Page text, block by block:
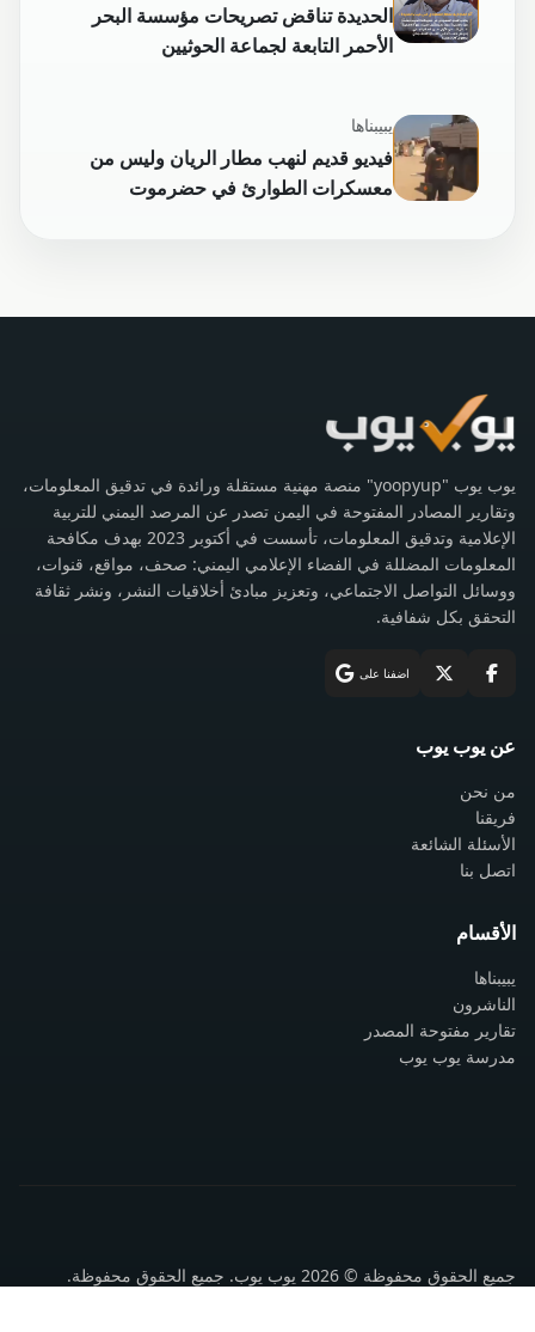
الحديدة تناقض تصريحات مؤسسة البحر
الأحمر التابعة لجماعة الحوثيين
يبيبناها
فيديو قديم لنهب مطار الريان وليس من
معسكرات الطوارئ في حضرموت
يوب يوب "yoopyup" منصة مهنية مستقلة ورائدة في تدقيق المعلومات،
وتقارير المصادر المفتوحة في اليمن تصدر عن المرصد اليمني للتربية
الإعلامية وتدقيق المعلومات، تأسست في أكتوبر 2023 بهدف مكافحة
المعلومات المضللة في الفضاء الإعلامي اليمني: صحف، مواقع، قنوات،
ووسائل التواصل الاجتماعي، وتعزيز مبادئ أخلاقيات النشر، ونشر ثقافة
التحقق بكل شفافية.
اضفنا على
عن يوب يوب
من نحن
فريقنا
الأسئلة الشائعة
اتصل بنا
الأقسام
يبيبناها
الناشرون
تقارير مفتوحة المصدر
مدرسة يوب يوب
جميع الحقوق محفوظة © 2026 يوب يوب. جميع الحقوق محفوظة.